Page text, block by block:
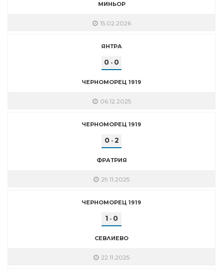
МИНЬОР
15.02.2026
ЯНТРА
0 - 0
ЧЕРНОМОРЕЦ 1919
06.12.2025
ЧЕРНОМОРЕЦ 1919
0- 2
ФРАТРИЯ
29.11.2025
ЧЕРНОМОРЕЦ 1919
1 - 0
СЕВЛИЕВО
22.11.2025